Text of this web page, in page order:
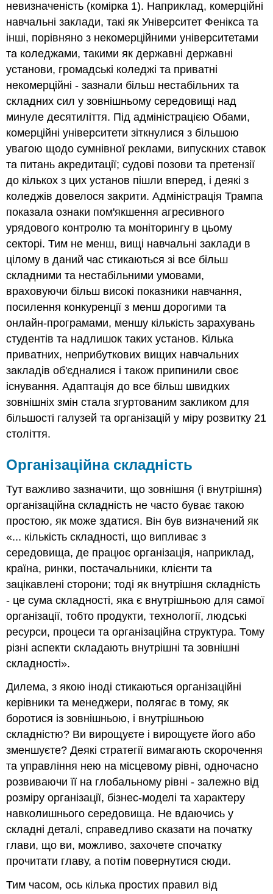
невизначеність (комірка 1). Наприклад, комерційні
навчальні заклади, такі як Університет Фенікса та
інші, порівняно з некомерційними університетами
та коледжами, такими як державні державні
установи, громадські коледжі та приватні
некомерційні - зазнали більш нестабільних та
складних сил у зовнішньому середовищі над
минуле десятиліття. Під адміністрацією Обами,
комерційні університети зіткнулися з більшою
увагою щодо сумнівної реклами, випускних ставок
та питань акредитації; судові позови та претензії
до кількох з цих установ пішли вперед, і деякі з
коледжів довелося закрити. Адміністрація Трампа
показала ознаки пом'якшення агресивного
урядового контролю та моніторингу в цьому
секторі. Тим не менш, вищі навчальні заклади в
цілому в даний час стикаються зі все більш
складними та нестабільними умовами,
враховуючи більш високі показники навчання,
посилення конкуренції з менш дорогими та
онлайн-програмами, меншу кількість зарахувань
студентів та надлишок таких установ. Кілька
приватних, неприбуткових вищих навчальних
закладів об'єдналися і також припинили своє
існування. Адаптація до все більш швидких
зовнішніх змін стала згуртованим закликом для
більшості галузей та організацій у міру розвитку 21
століття.
Організаційна складність
Тут важливо зазначити, що зовнішня (і внутрішня)
організаційна складність не часто буває такою
простою, як може здатися. Він був визначений як
«... кількість складності, що випливає з
середовища, де працює організація, наприклад,
країна, ринки, постачальники, клієнти та
зацікавлені сторони; тоді як внутрішня складність
- це сума складності, яка є внутрішньою для самої
організації, тобто продукти, технології, людські
ресурси, процеси та організаційна структура. Тому
різні аспекти складають внутрішні та зовнішні
складності».
Дилема, з якою іноді стикаються організаційні
керівники та менеджери, полягає в тому, як
боротися із зовнішньою, і внутрішньою
складністю? Ви вирощуєте і вирощуєте його або
зменшуєте? Деякі стратегії вимагають скорочення
та управління нею на місцевому рівні, одночасно
розвиваючи її на глобальному рівні - залежно від
розміру організації, бізнес-моделі та характеру
навколишнього середовища. Не вдаючись у
складні деталі, справедливо сказати на початку
глави, що ви, можливо, захочете спочатку
прочитати главу, а потім повернутися сюди.
Тим часом, ось кілька простих правил від